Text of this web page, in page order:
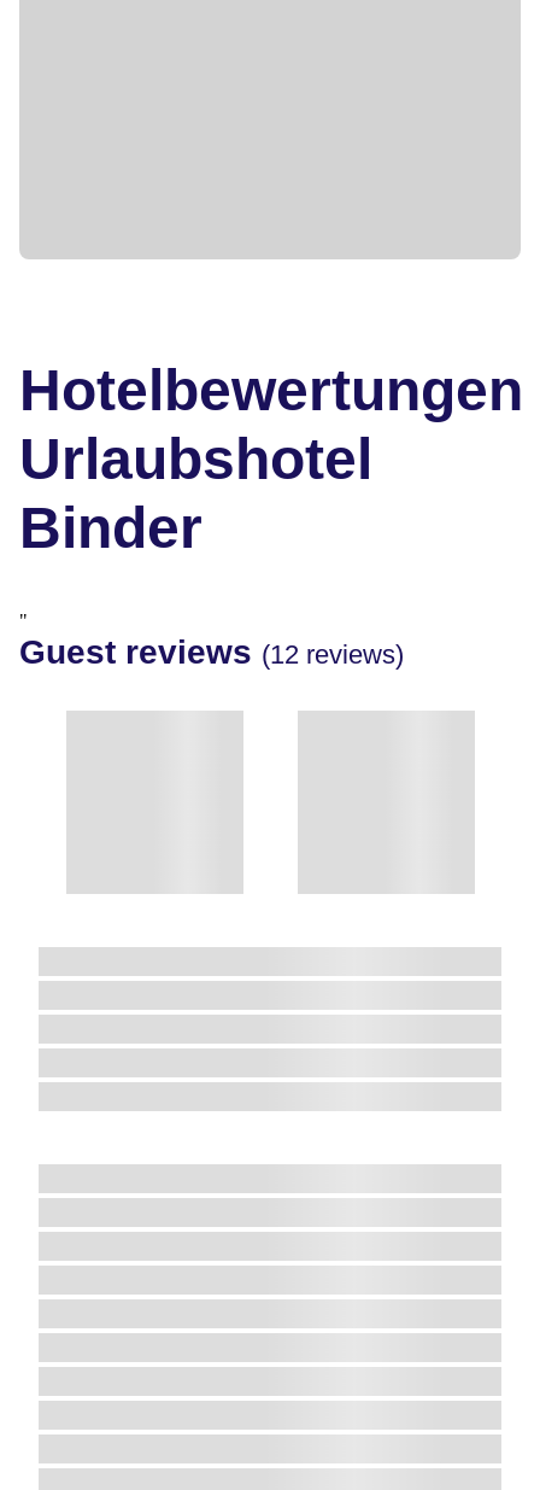
Hotelbewertungen
Urlaubshotel
Binder
"
Guest reviews (12 reviews)